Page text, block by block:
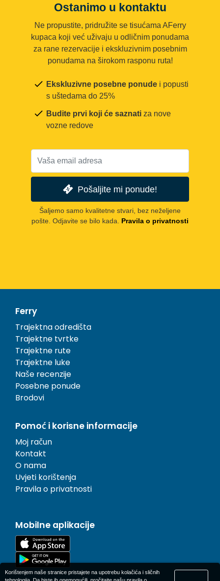
Ostanimo u kontaktu
Ne propustite, pridružite se tisućama AFerry
kupaca koji već uživaju u odličnim ponudama
za rane rezervacije i ekskluzivnim posebnim
ponudama na širokom rasponu ruta!
Ekskluzivne posebne ponude i popusti
s uštedama do 25%
Budite prvi koji će saznati za nove
vozne redove
Pošaljite mi ponude!
Šaljemo samo kvalitetne stvari, bez neželjene
pošte. Odjavite se bilo kada.
Pravila o privatnosti
Ferry
Trajektna odredišta
Trajektne tvrtke
Trajektne rute
Trajektne luke
Naše recenzije
Posebne ponude
Brodovi
Pomoć i korisne informacije
Moj račun
Kontakt
O nama
Uvjeti korištenja
Pravila o privatnosti
Mobilne aplikacije
Korištenjem naše stranice pristajete na upotrebu kolačića i sličnih